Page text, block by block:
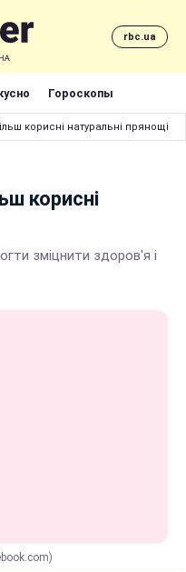
rbc.ua
Гороскопы
корисні натуральні прянощі
корисні
зміцнити здоров'я і